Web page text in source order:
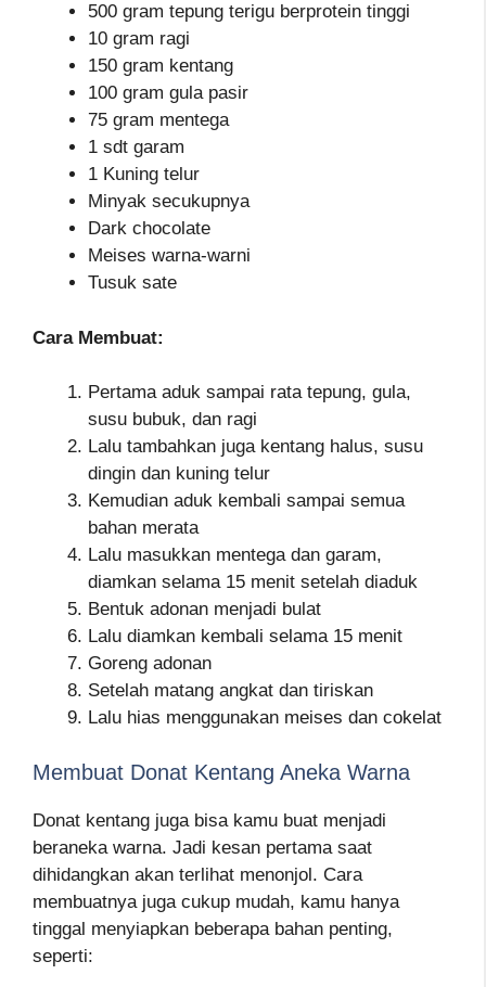
500 gram tepung terigu berprotein tinggi
10 gram ragi
150 gram kentang
100 gram gula pasir
75 gram mentega
1 sdt garam
1 Kuning telur
Minyak secukupnya
Dark chocolate
Meises warna-warni
Tusuk sate
Cara Membuat:
Pertama aduk sampai rata tepung, gula,
susu bubuk, dan ragi
Lalu tambahkan juga kentang halus, susu
dingin dan kuning telur
Kemudian aduk kembali sampai semua
bahan merata
Lalu masukkan mentega dan garam,
diamkan selama 15 menit setelah diaduk
Bentuk adonan menjadi bulat
Lalu diamkan kembali selama 15 menit
Goreng adonan
Setelah matang angkat dan tiriskan
Lalu hias menggunakan meises dan cokelat
Membuat Donat Kentang Aneka Warna
Donat kentang juga bisa kamu buat menjadi
beraneka warna. Jadi kesan pertama saat
dihidangkan akan terlihat menonjol. Cara
membuatnya juga cukup mudah, kamu hanya
tinggal menyiapkan beberapa bahan penting,
seperti: